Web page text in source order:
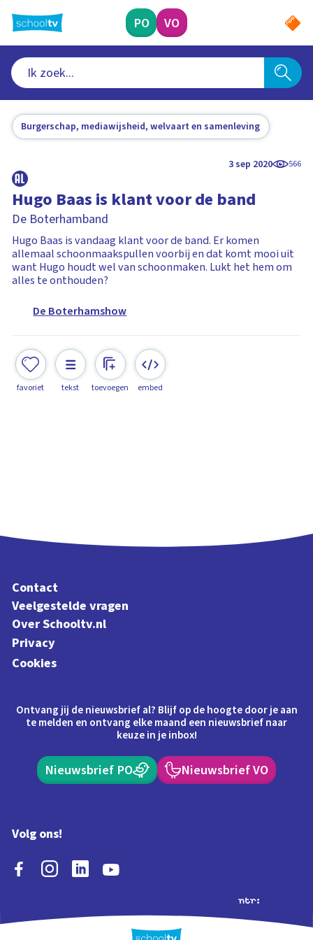
naar
hoofdinhoud
PO VO
Burgerschap, mediawijsheid, welvaart en samenleving
3 sep 2020 566
Hugo Baas is klant voor de band
De Boterhamband
Hugo Baas is vandaag klant voor de band. Er komen
allemaal schoonmaakspullen voorbij en dat komt mooi uit
want Hugo houdt wel van schoonmaken. Lukt het hem om
alles te onthouden?
De Boterhamshow
favoriet tekst toevoegen embed
Contact
Veelgestelde vragen
Over Schooltv.nl
Privacy
Cookies
Ontvang jij de nieuwsbrief al? Blijf op de hoogte door je aan
te melden en ontvang elke maand een nieuwsbrief naar
keuze in je inbox!
Nieuwsbrief PO Nieuwsbrief VO
Volg ons!